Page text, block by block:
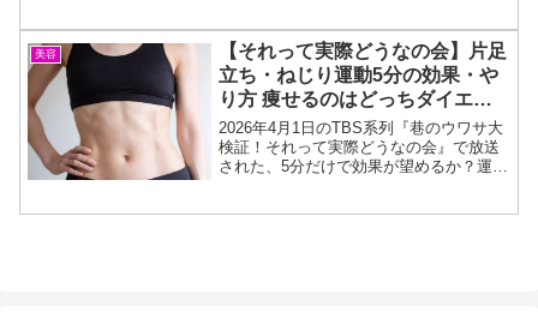
際どうなの会」では、1人は肉料理を食
べ、もう1人...
美容
【それって実際どうなの会】片足
立ち・ねじり運動5分の効果・や
り方 痩せるのはどっちダイエッ
ト結果2026年4月1日
2026年4月1日のTBS系列『巷のウワサ大
検証！それって実際どうなの会』で放送
された、5分だけで効果が望めるか？運動